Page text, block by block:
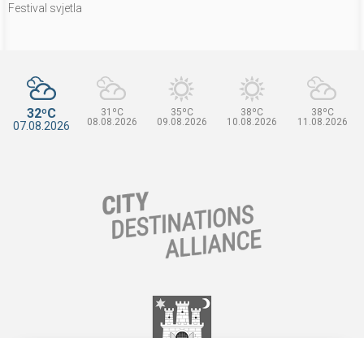
Festival svjetla
32ºC
07.08.2026
31ºC
08.08.2026
35ºC
09.08.2026
38ºC
10.08.2026
38ºC
11.08.2026